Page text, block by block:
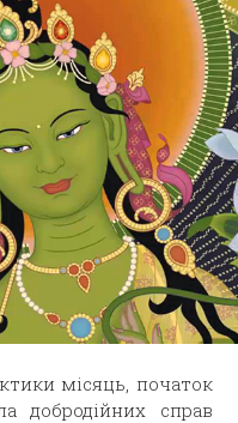
місяць, початок
добродійних справ